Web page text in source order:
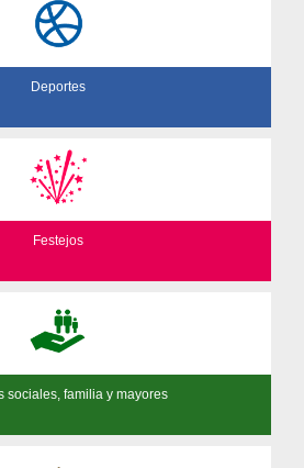
Deportes
Festejos
sociales, familia y mayores